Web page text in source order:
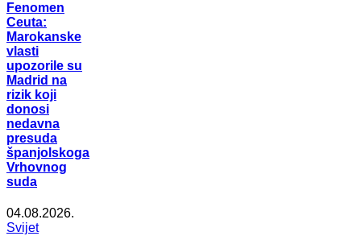
Fenomen
Ceuta:
Marokanske
vlasti
upozorile su
Madrid na
rizik koji
donosi
nedavna
presuda
španjolskoga
Vrhovnog
suda
04.08.2026.
Svijet